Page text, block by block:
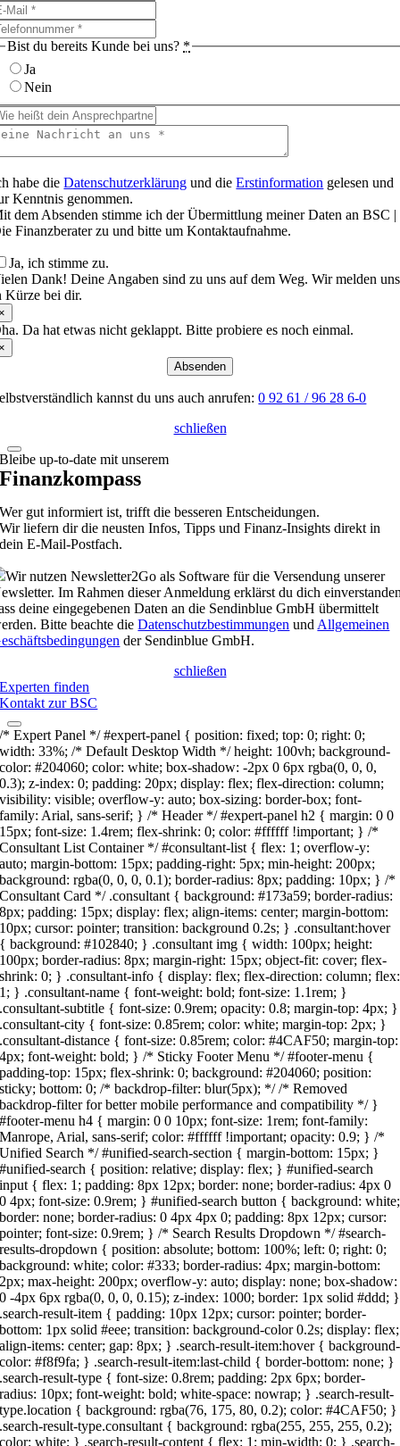
Bist du bereits Kunde bei uns? *
Ja
Nein
habe dieDatenschutzerklärung und dieErstinformation gelesen und
Kenntnis genommen.
dem Absenden stimme ich der Übermittlung meiner Daten an BSC |
Finanzberater zu und bitte um Kontaktaufnahme.
Ja, ich stimme zu.
Dank! Deine Angaben sind zu uns auf dem Weg. Wir melden uns
Kürze bei dir.
Da hat etwas nicht geklappt. Bitte probiere es noch einmal.
Absenden
kannst du uns auch anrufen:0 92 61 / 96 28 6-0
schließen
Bleibe up-to-date mit unserem
Finanzkompass
Wer gut informiert ist, trifft die besseren Entscheidungen.
Wir liefern dir die neusten Infos, Tipps und Finanz-Insights direkt in
dein E-Mail-Postfach.
Wir nutzen Newsletter2Go als Software für die Versendung unserer
Im Rahmen dieser Anmeldung erklärst du dich
deine eingegebenen Daten an die Sendinblue GmbH übermittelt
Bitte beachte dieDatenschutzbestimmungen und Allgemeinen
der Sendinblue GmbH.
schließen
Experten finden
Kontakt zur BSC
/* Expert Panel */ #expert-panel { position: fixed; top: 0; right: 0;
width: 33%; /* Default Desktop Width */ height: 100vh; background-
color: #204060; color: white; box-shadow: -2px 0 6px rgba(0, 0, 0,
0.3); z-index: 0; padding: 20px; display: flex; flex-direction: column;
visibility: visible; overflow-y: auto; box-sizing: border-box; font-
family: Arial, sans-serif; } /* Header */ #expert-panel h2 { margin: 0 0
15px; font-size: 1.4rem; flex-shrink: 0; color: #ffffff !important; } /*
Consultant List Container */ #consultant-list { flex: 1; overflow-y:
auto; margin-bottom: 15px; padding-right: 5px; min-height: 200px;
background: rgba(0, 0, 0, 0.1); border-radius: 8px; padding: 10px; } /*
Consultant Card */ .consultant { background: #173a59; border-radius:
8px; padding: 15px; display: flex; align-items: center; margin-bottom:
10px; cursor: pointer; transition: background 0.2s; } .consultant:hover
{ background: #102840; } .consultant img { width: 100px; height:
100px; border-radius: 8px; margin-right: 15px; object-fit: cover; flex-
shrink: 0; } .consultant-info { display: flex; flex-direction: column; flex:
1; } .consultant-name { font-weight: bold; font-size: 1.1rem; }
.consultant-subtitle { font-size: 0.9rem; opacity: 0.8; margin-top: 4px; }
.consultant-city { font-size: 0.85rem; color: white; margin-top: 2px; }
.consultant-distance { font-size: 0.85rem; color: #4CAF50; margin-top:
4px; font-weight: bold; } /* Sticky Footer Menu */ #footer-menu {
padding-top: 15px; flex-shrink: 0; background: #204060; position:
sticky; bottom: 0; /* backdrop-filter: blur(5px); */ /* Removed
backdrop-filter for better mobile performance and compatibility */ }
#footer-menu h4 { margin: 0 0 10px; font-size: 1rem; font-family:
Manrope, Arial, sans-serif; color: #ffffff !important; opacity: 0.9; } /*
Unified Search */ #unified-search-section { margin-bottom: 15px; }
#unified-search { position: relative; display: flex; } #unified-search
input { flex: 1; padding: 8px 12px; border: none; border-radius: 4px 0
0 4px; font-size: 0.9rem; } #unified-search button { background: white;
border: none; border-radius: 0 4px 4px 0; padding: 8px 12px; cursor:
pointer; font-size: 0.9rem; } /* Search Results Dropdown */ #search-
results-dropdown { position: absolute; bottom: 100%; left: 0; right: 0;
background: white; color: #333; border-radius: 4px; margin-bottom:
2px; max-height: 200px; overflow-y: auto; display: none; box-shadow:
0 -4px 6px rgba(0, 0, 0, 0.15); z-index: 1000; border: 1px solid #ddd; }
.search-result-item { padding: 10px 12px; cursor: pointer; border-
bottom: 1px solid #eee; transition: background-color 0.2s; display: flex;
align-items: center; gap: 8px; } .search-result-item:hover { background-
color: #f8f9fa; } .search-result-item:last-child { border-bottom: none; }
.search-result-type { font-size: 0.8rem; padding: 2px 6px; border-
radius: 10px; font-weight: bold; white-space: nowrap; } .search-result-
type.location { background: rgba(76, 175, 80, 0.2); color: #4CAF50; }
.search-result-type.consultant { background: rgba(255, 255, 255, 0.2);
color: white; } .search-result-content { flex: 1; min-width: 0; } .search-